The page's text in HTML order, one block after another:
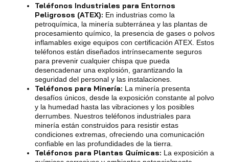
Teléfonos Industriales para Entornos
Peligrosos (ATEX): En industrias como la
petroquímica, la minería subterránea y las plantas de
procesamiento químico, la presencia de gases o polvos
inflamables exige equipos con certificación ATEX. Estos
teléfonos están diseñados intrínsecamente seguros
para prevenir cualquier chispa que pueda
desencadenar una explosión, garantizando la
seguridad del personal y las instalaciones.
Teléfonos para Minería: La minería presenta
desafíos únicos, desde la exposición constante al polvo
y la humedad hasta las vibraciones y los posibles
derrumbes. Nuestros teléfonos industriales para
minería están construidos para resistir estas
condiciones extremas, ofreciendo una comunicación
confiable en las profundidades de la tierra.
Teléfonos para Plantas Químicas: La exposición a